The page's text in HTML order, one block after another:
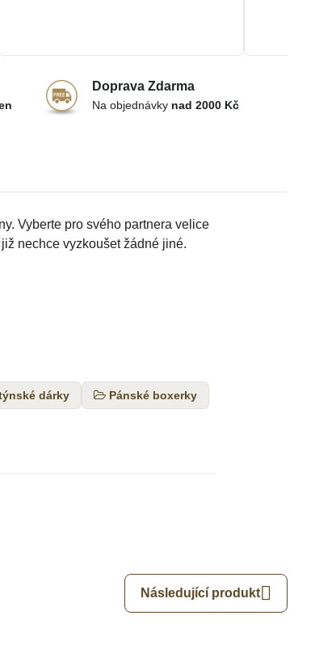
Vyberte pro svého partnera velice
nechce vyzkoušet žádné jiné.
dárky Pánské boxerky
Následující produkt
Doprava Zdarma
Na objednávky nad 2000 Kč